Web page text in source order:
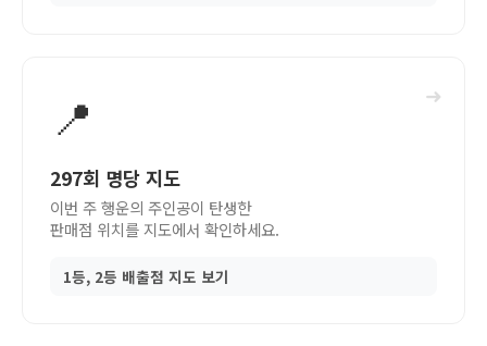
➜
📍
297회 명당 지도
이번 주 행운의 주인공이 탄생한
판매점 위치를 지도에서 확인하세요.
1등, 2등 배출점 지도 보기